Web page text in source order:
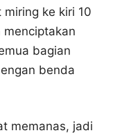
ke kiri 10
menciptakan
bagian
benda
memanas, jadi